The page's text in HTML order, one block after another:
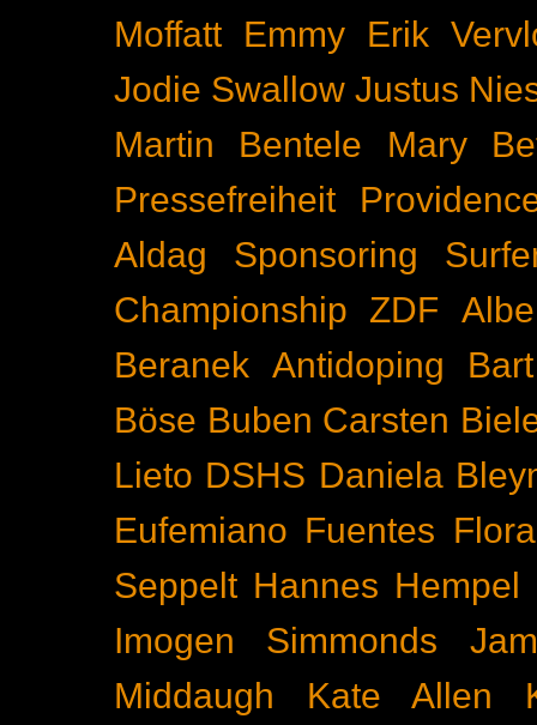
Moffatt
Emmy
Erik
Jodie Swallow Justus
Martin Bentele
Mary
Pressefreiheit
Aldag
Sponsoring
Championship
ZDF
Beranek Antidoping
Böse Buben Carsten
Lieto DSHS Daniela
Eufemiano Fuentes
Seppelt Hannes Hempel
Imogen Simmonds
Middaugh
Kate Allen